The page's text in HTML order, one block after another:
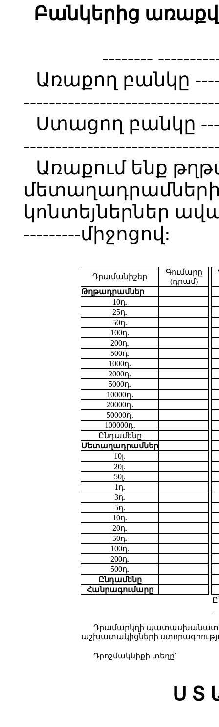
Բանկերից
--------
Առաքող բանկը
Ստացող բանկը
Առաքում ենք
կոնտեյներներ
---------միջոցով:
Դրամանիշեր
Գումարը
(դրամ)
Թղթադրամներ
10դ.
25դ.
50դ.
100դ.
200դ.
500դ.
1000դ.
2000դ.
5000դ.
10000դ.
20000դ.
50000դ.
100000դ.
Ընդամենը
Մետաղադրամներ
10լ.
20լ.
50լ.
1դ.
3դ.
5դ.
10դ.
20դ.
50դ.
100դ.
200դ.
500դ.
Ընդամենը
Հանրագումարը
Դրամարկղի
աշխատակիցների
Դրոշմակնիքի տեղը`
Ս Տ